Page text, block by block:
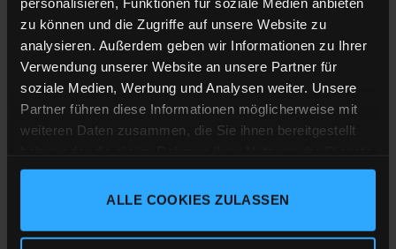
zu können und die Zugriffe auf unsere Website zu
analysieren. Außerdem geben wir Informationen zu Ihrer
Verwendung unserer Website an unsere Partner für
soziale Medien, Werbung und Analysen weiter. Unsere
Partner führen diese Informationen möglicherweise mit
weiteren Daten zusammen, die Sie ihnen bereitgestellt
gesammelt haben.
ALLE COOKIES ZULASSEN
Auswahl bestellen würdest! Nutze doch einfach unsere
Masstabellen, sollte was mal nicht passen, ist ein
Umtausch natürlich auch kein Problem.
Medium Fit
Details
85% Bio-Baumwolle (gekämmt, ringgesponnen)
15% Polyester